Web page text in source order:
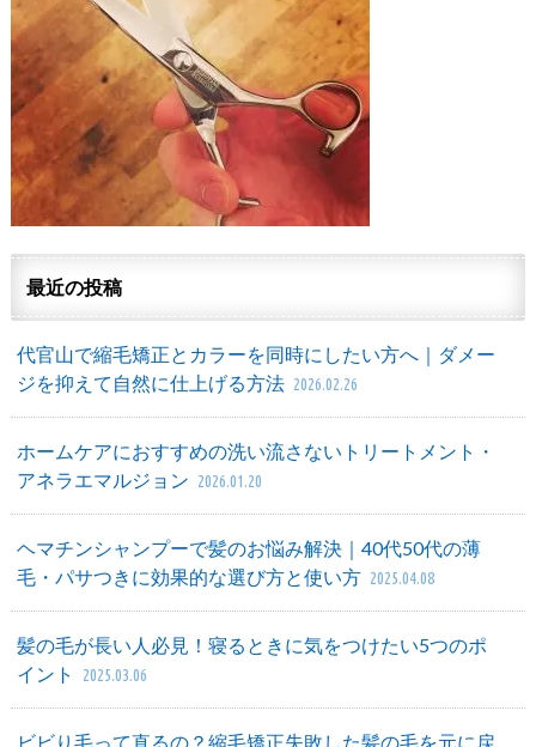
最近の投稿
代官山で縮毛矯正とカラーを同時にしたい方へ｜ダメー
ジを抑えて自然に仕上げる方法 2026.02.26
ホームケアにおすすめの洗い流さないトリートメント・
アネラエマルジョン 2026.01.20
ヘマチンシャンプーで髪のお悩み解決｜40代50代の薄
毛・パサつきに効果的な選び方と使い方 2025.04.08
髪の毛が長い人必見！寝るときに気をつけたい5つのポ
イント
2025.03.06
ビビり毛って直るの？縮毛矯正失敗した髪の毛を元に戻